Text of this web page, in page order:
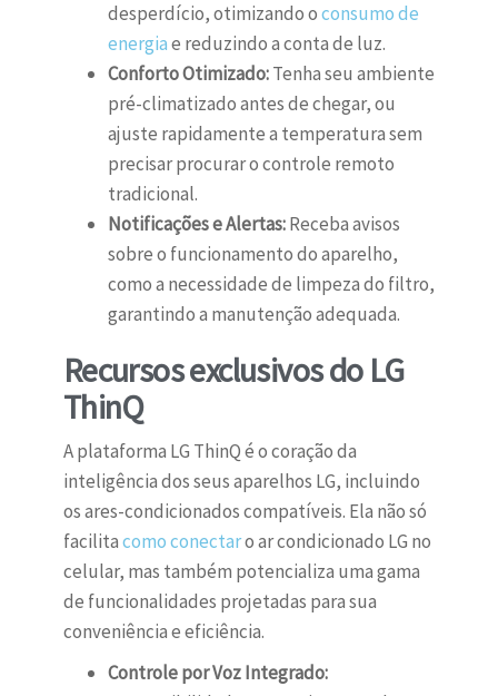
desperdício, otimizando oconsumo de
energiae reduzindo a conta de luz.
Conforto Otimizado:Tenha seu ambiente
pré-climatizado antes de chegar, ou
ajuste rapidamente a temperatura sem
precisar procurar o controle remoto
tradicional.
Notificações e Alertas:Receba avisos
sobre o funcionamento do aparelho,
como a necessidade de limpeza do filtro,
garantindo a manutenção adequada.
Recursos exclusivos do LG
ThinQ
A plataforma LG ThinQ é o coração da
inteligência dos seus aparelhos LG, incluindo
os ares-condicionados compatíveis. Ela não só
facilitacomo conectaro ar condicionado LG no
celular, mas também potencializa uma gama
de funcionalidades projetadas para sua
conveniência e eficiência.
Controle por Voz Integrado: